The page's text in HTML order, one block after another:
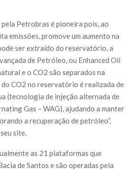
Petrobras é pioneira pois, ao
emissões, promove um aumento na
ser extraído do reservatório, a
de Petróleo, ou Enhanced Oil
e o CO2 são separados na
CO2 no reservatório é realizada de
(tecnologia de injeção alternada de
Gas – WAG), ajudando a manter
a recuperação de petróleo”,
site.
as 21 plataformas que
de Santos e são operadas pela